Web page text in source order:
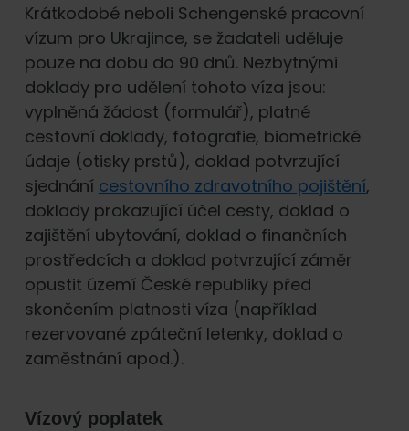
Krátkodobé neboli Schengenské pracovní
vízum pro Ukrajince, se žadateli uděluje
pouze na dobu do 90 dnů. Nezbytnými
doklady pro udělení tohoto víza jsou:
vyplněná žádost (formulář), platné
cestovní doklady, fotografie, biometrické
údaje (otisky prstů), doklad potvrzující
sjednání cestovního zdravotního pojištění,
doklady prokazující účel cesty, doklad o
zajištění ubytování, doklad o finančních
prostředcích a doklad potvrzující záměr
opustit území České republiky před
skončením platnosti víza (například
rezervované zpáteční letenky, doklad o
zaměstnání apod.).
Vízový poplatek